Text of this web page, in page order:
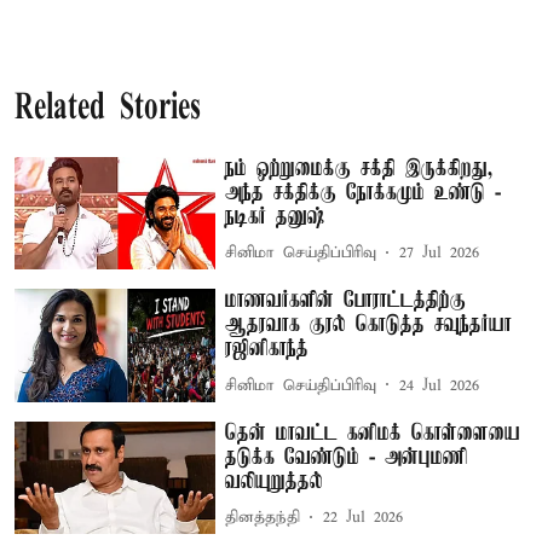
Related Stories
நம் ஒற்றுமைக்கு சக்தி இருக்கிறது,
அந்த சக்திக்கு நோக்கமும் உண்டு -
நடிகர் தனுஷ்
சினிமா செய்திப்பிரிவு 27 Jul 2026
மாணவர்களின் போராட்டத்திற்கு
ஆதரவாக குரல் கொடுத்த சவுந்தர்யா
ரஜினிகாந்த்
சினிமா செய்திப்பிரிவு 24 Jul 2026
தென் மாவட்ட கனிமக் கொள்ளையை
தடுக்க வேண்டும் - அன்புமணி
வலியுறுத்தல்
தினத்தந்தி 22 Jul 2026